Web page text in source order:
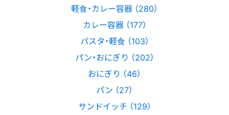
軽食・カレー容器 （280）
カレー容器 （177）
パスタ・軽食 （103）
パン・おにぎり （202）
おにぎり （46）
パン （27）
サンドイッチ （129）